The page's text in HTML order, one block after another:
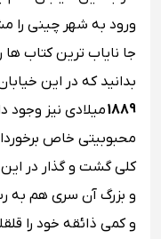
ورود به شهر چینی را
جا نایاب ترین کتاب ها
بدانید که در این
1889میلادی نیز وجود
محبوبیتی خاص
کلی گشت و گذار در
و بزرگ آن سری هم به
و کمی ذائقه خود را